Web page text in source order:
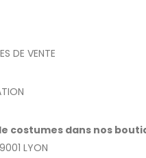
DE VENTE
costumes dans nos
LYON